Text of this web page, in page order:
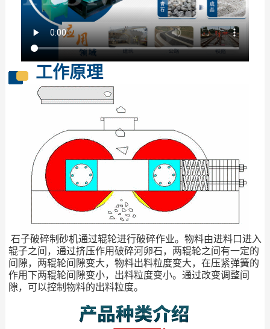
工作原理
石子破碎制砂机通过辊轮进行破碎作业。物料由进料口进入
辊子之间，通过挤压作用破碎河卵石，两辊轮之间有一定的
间隙，两辊轮间隙变大，物料出料粒度变大，在压紧弹簧的
作用下两辊轮间隙变小，出料粒度变小。通过改变调整间
隙，可以控制物料的出料粒度。